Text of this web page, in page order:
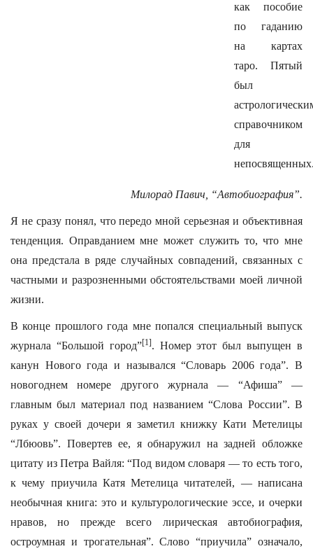
как пособие
по гаданию
на картах
таро. Пятый
был
справочником
для
Милорад Павич, “Автобиография”.
Я не сразу понял, что передо мной серьезная и объективная
тенденция. Оправданием мне может служить то, что мне
она предстала в ряде случайных совпадений, связанных с
частными и разрозненными обстоятельствами моей личной
жизни.
В конце прошлого года мне попался специальный выпуск
журнала “Большой город”[1]. Номер этот был выпущен в
канун Нового года и назывался “Словарь 2006 года”. В
новогоднем номере другого журнала — “Афиша” —
главным был материал под названием “Слова России”. В
руках у своей дочери я заметил книжку Кати Метелицы
“Лбюовь”. Повертев ее, я обнаружил на задней обложке
цитату из Петра Вайля: “Под видом словаря — то есть того,
к чему приучила Катя Метелица читателей, — написана
необычная книга: это и культурологические эссе, и очерки
нравов, но прежде всего лирическая автобиография,
остроумная и трогательная”. Слово “приучила” означало,